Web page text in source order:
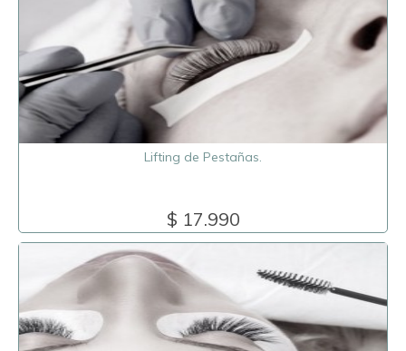
Lifting de Pestañas.
$ 17.990